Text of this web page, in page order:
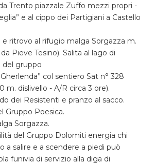
Trento piazzale Zuffo mezzi propri -
e al cippo dei Partigiani a Castello
e ritrovo al rifugio malga Sorgazza m.
Pieve Tesino). Salita al lago di
del gruppo
col sentiero Sat n° 328
m. dislivello - A/R circa 3 ore).
dei Resistenti e pranzo al sacco.
Gruppo Poesica.
Sorgazza.
del Gruppo Dolomiti energia chi
a salire e a scendere a piedi può
funivia di servizio alla diga di